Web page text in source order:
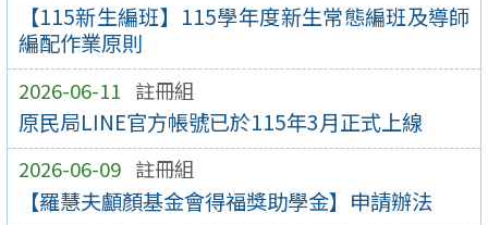
【115新生編班】115學年度新生常態編班及導師
編配作業原則
2026-06-11 註冊組
原民局LINE官方帳號已於115年3月正式上線
2026-06-09 註冊組
【羅慧夫顱顏基金會得福獎助學金】申請辦法